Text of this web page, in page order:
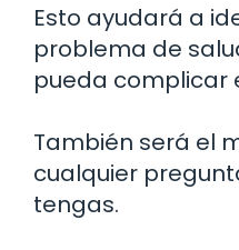
Esto ayudará a
problema de
pueda complicar
También será el
cualquier
tengas.